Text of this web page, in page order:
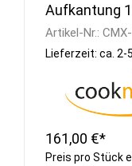
Aufkantung
Artikel-Nr.:
Lieferzeit: ca. 2-
161,00 €*
Preis pro Stück